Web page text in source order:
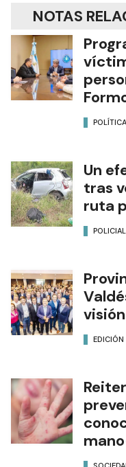
NOTAS
POLÍTICA
Un
tras
ruta
EDICIÓN